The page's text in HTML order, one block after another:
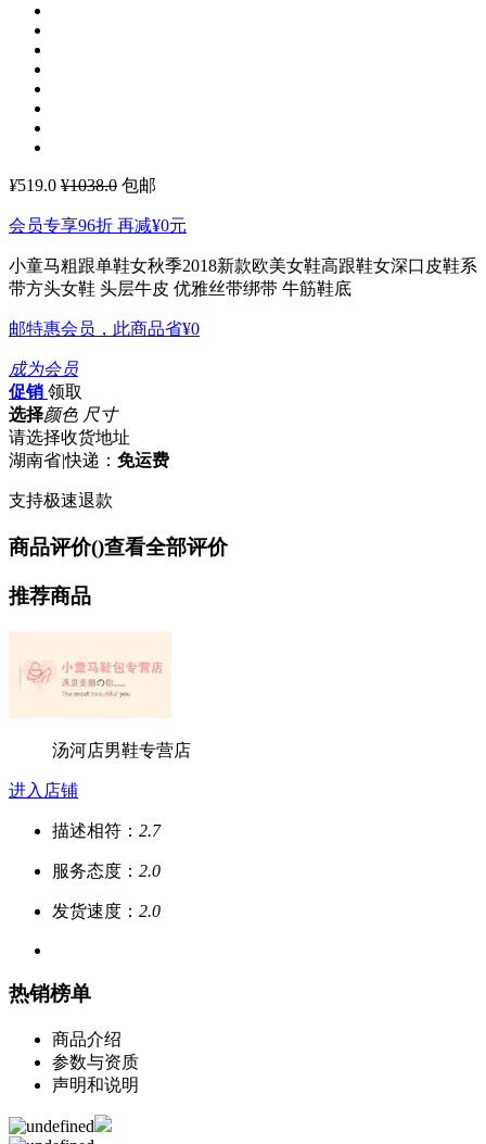
¥519.0 ¥1038.0 包邮
会员专享96折 再减¥0元
小童马粗跟单鞋女秋季2018新款欧美女鞋高跟鞋女深口皮鞋系
带方头女鞋 头层牛皮 优雅丝带绑带 牛筋鞋底
邮特惠会员，此商品省¥0
成为会员
促销 领取
选择颜色 尺寸
请选择收货地址
湖南省|快递： 免运费
支持极速退款
商品评价()查看全部评价
推荐商品
汤河店男鞋专营店
进入店铺
描述相符： 2.7
服务态度： 2.0
发货速度： 2.0
热销榜单
商品介绍
参数与资质
声明和说明